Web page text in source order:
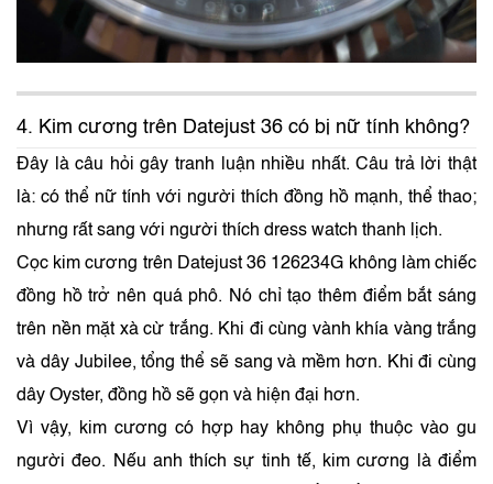
4. Kim cương trên Datejust 36 có bị nữ tính không?
Đây là câu hỏi gây tranh luận nhiều nhất. Câu trả lời thật
là: có thể nữ tính với người thích đồng hồ mạnh, thể thao;
nhưng rất sang với người thích dress watch thanh lịch.
Cọc kim cương trên Datejust 36 126234G không làm chiếc
đồng hồ trở nên quá phô. Nó chỉ tạo thêm điểm bắt sáng
trên nền mặt xà cừ trắng. Khi đi cùng vành khía vàng trắng
và dây Jubilee, tổng thể sẽ sang và mềm hơn. Khi đi cùng
dây Oyster, đồng hồ sẽ gọn và hiện đại hơn.
Vì vậy, kim cương có hợp hay không phụ thuộc vào gu
người đeo. Nếu anh thích sự tinh tế, kim cương là điểm